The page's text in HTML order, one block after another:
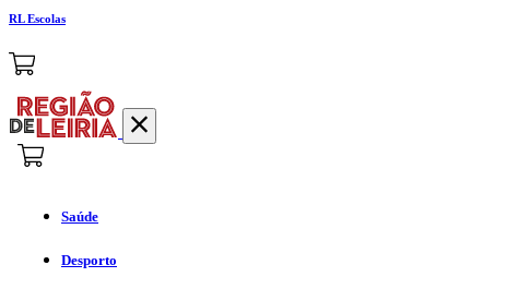
RL Escolas
Saúde
Desporto